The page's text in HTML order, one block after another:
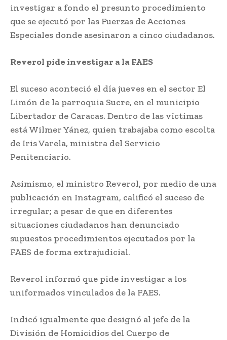
investigar a fondo el presunto procedimiento
que se ejecutó por las Fuerzas de Acciones
Especiales donde asesinaron a cinco ciudadanos.
Reverol pide investigar a la FAES
El suceso aconteció el día jueves en el sector El
Limón de la parroquia Sucre, en el municipio
Libertador de Caracas. Dentro de las víctimas
está Wilmer Yánez, quien trabajaba como escolta
de Iris Varela, ministra del Servicio
Penitenciario.
Asimismo, el ministro Reverol, por medio de una
publicación en Instagram, calificó el suceso de
irregular; a pesar de que en diferentes
situaciones ciudadanos han denunciado
supuestos procedimientos ejecutados por la
FAES de forma extrajudicial.
Reverol informó que pide investigar a los
uniformados vinculados de la FAES.
Indicó igualmente que designó al jefe de la
División de Homicidios del Cuerpo de